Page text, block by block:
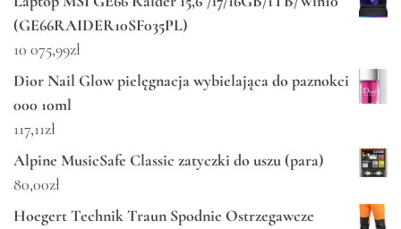
(GE66RAIDER10SF035PL)
10 075,99zł
Dior Nail Glow pielęgnacja wybielająca do paznokci
000 10ml
117,11zł
Alpine MusicSafe Classic zatyczki do uszu (para)
80,00zł
Hoegert Technik Traun Spodnie Ostrzegawcze